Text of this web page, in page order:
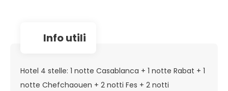
info utili
Hotel 4 stelle: 1 notte Casablanca + 1 notte Rabat + 1
notte Chefchaouen + 2 notti Fes + 2 notti